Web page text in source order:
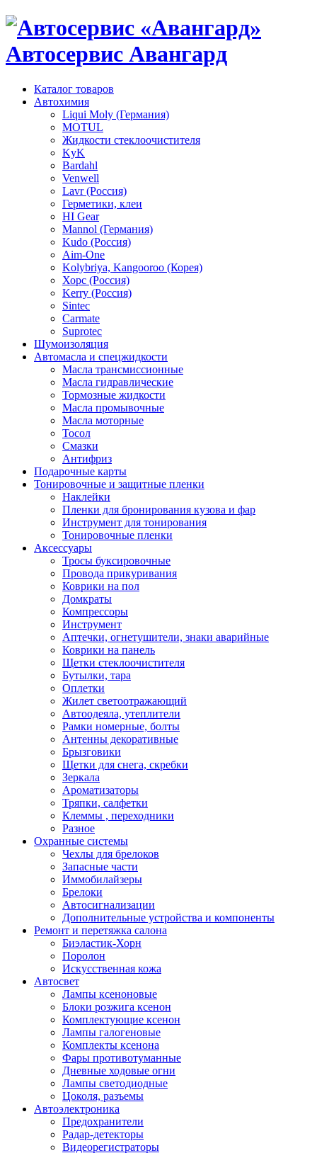
Автосервис Авангард
Каталог товаров
Автохимия
Liqui Moly (Германия)
MOTUL
Жидкости стеклоочистителя
KyK
Bardahl
Venwell
Lavr (Россия)
Герметики, клеи
HI Gear
Mannol (Германия)
Kudo (Россия)
Aim-One
Kolybriya, Kangooroo (Корея)
Хорс (Россия)
Kerry (Россия)
Sintec
Carmate
Suprotec
Шумоизоляция
Автомасла и спецжидкости
Масла трансмиссионные
Масла гидравлические
Тормозные жидкости
Масла промывочные
Масла моторные
Тосол
Смазки
Антифриз
Подарочные карты
Тонировочные и защитные пленки
Наклейки
Пленки для бронирования кузова и фар
Инструмент для тонирования
Тонировочные пленки
Аксессуары
Тросы буксировочные
Провода прикуривания
Коврики на пол
Домкраты
Компрессоры
Инструмент
Аптечки, огнетушители, знаки аварийные
Коврики на панель
Щетки стеклоочистителя
Бутылки, тара
Оплетки
Жилет светоотражающий
Автоодеяла, утеплители
Рамки номерные, болты
Антенны декоративные
Брызговики
Щетки для снега, скребки
Зеркала
Ароматизаторы
Тряпки, салфетки
Клеммы , переходники
Разное
Охранные системы
Чехлы для брелоков
Запасные части
Иммобилайзеры
Брелоки
Автосигнализации
Дополнительные устройства и компоненты
Ремонт и перетяжка салона
Биэластик-Хорн
Поролон
Искусственная кожа
Автосвет
Лампы ксеноновые
Блоки розжига ксенон
Комплектующие ксенон
Лампы галогеновые
Комплекты ксенона
Фары противотуманные
Дневные ходовые огни
Лампы светодиодные
Цоколя, разъемы
Автоэлектроника
Предохранители
Радар-детекторы
Видеорегистраторы